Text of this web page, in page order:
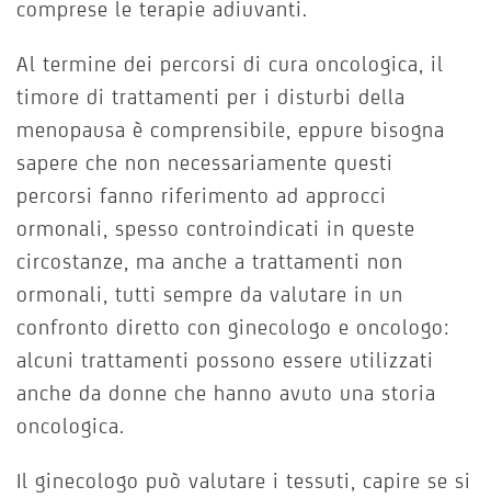
comprese le terapie adiuvanti.
Al termine dei percorsi di cura oncologica, il
timore di trattamenti per i disturbi della
menopausa è comprensibile, eppure bisogna
sapere che non necessariamente questi
percorsi fanno riferimento ad approcci
ormonali, spesso controindicati in queste
circostanze, ma anche a trattamenti non
ormonali, tutti sempre da valutare in un
confronto diretto con ginecologo e oncologo:
alcuni trattamenti possono essere utilizzati
anche da donne che hanno avuto una storia
oncologica.
Il ginecologo può valutare i tessuti, capire se si